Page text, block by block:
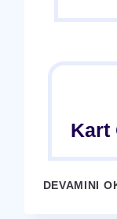
Kart
DEVAMINI